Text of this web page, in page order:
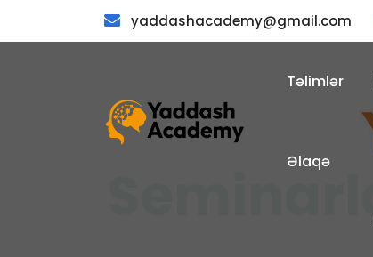
yaddashacademy@gmail.com
Təlimlər
Əlaqə